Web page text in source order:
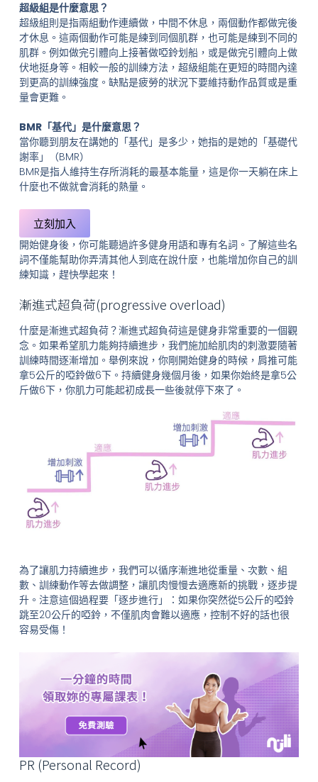
超級組是什麼意思？
超級組則是指兩組動作連續做，中間不休息，兩個動作都做完後
才休息。這兩個動作可能是練到同個肌群，也可能是練到不同的
肌群。例如做完引體向上接著做啞鈴划船，或是做完引體向上做
伏地挺身等。相較一般的訓練方法，超級組能在更短的時間內達
到更高的訓練強度。缺點是疲勞的狀況下要維持動作品質或是重
量會更難。
BMR「基代」是什麼意思？
當你聽到朋友在講她的「基代」是多少，她指的是她的「基礎代
謝率」（BMR）
BMR是指人維持生存所消耗的最基本能量，這是你一天躺在床上
什麼也不做就會消耗的熱量。
立刻加入
開始健身後，你可能聽過許多健身用語和專有名詞。了解這些名
詞不僅能幫助你弄清其他人到底在說什麼，也能增加你自己的訓
練知識，趕快學起來！
漸進式超負荷(progressive overload)
什麼是漸進式超負荷？漸進式超負荷這是健身非常重要的一個觀
念。如果希望肌力能夠持續進步，我們施加給肌肉的刺激要隨著
訓練時間逐漸增加。舉例來說，你剛開始健身的時候，肩推可能
拿5公斤的啞鈴做6下。持續健身幾個月後，如果你始終是拿5公
斤做6下，你肌力可能起初成長一些後就停下來了。
為了讓肌力持續進步，我們可以循序漸進地從重量、次數、組
數、訓練動作等去做調整，讓肌肉慢慢去適應新的挑戰，逐步提
升。注意這個過程要「逐步進行」：如果你突然從5公斤的啞鈴
跳至20公斤的啞鈴，不僅肌肉會難以適應，控制不好的話也很
容易受傷！
PR (Personal Record)